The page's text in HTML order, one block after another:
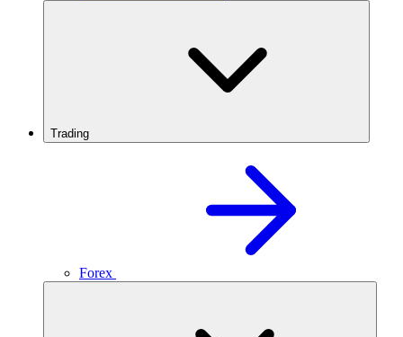
Trading
Forex